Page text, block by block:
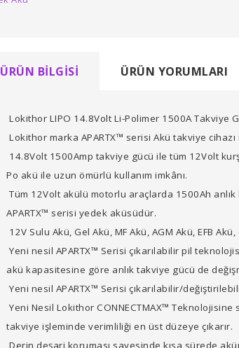
ÜRÜN BILGISI ÜRÜN YORUMLARI
Lokithor LIPO 14.8Volt Li-Polimer 1500A Takviye
Lokithor marka APARTX™ serisi Akü takviye
14.8Volt 1500Amp takviye gücü ile tüm 12Volt
Po akü ile uzun ömürlü kullanım imkânı.
Tüm 12Volt akülü motorlu araçlarda 1500Ah anlık
APARTX™ serisi yedek aküsüdür.
12V Sulu Akü, Gel Akü, MF Akü, AGM Akü, EFB
Yeni nesil APARTX™ Serisi çıkarılabilir pil
akü kapasitesine göre anlık takviye gücü de
Yeni nesil APARTX™ Serisi çıkarılabilir/
Yeni Nesil Lokithor CONNECTMAX™ Teknolojisine
takviye işleminde verimliliği en üst düzeye çıkarır.
Derin deşarj koruması sayesinde kısa sürede